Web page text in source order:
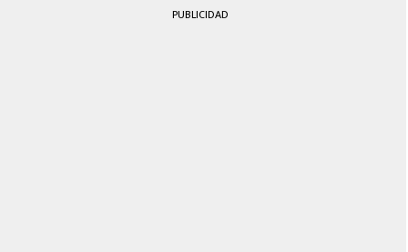
PUBLICIDAD